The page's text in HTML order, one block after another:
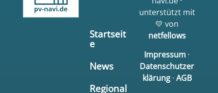
Startseit
e
News
Regional
unterstützt mit
💛 von
netfellows
Impressum ·
Datenschutzer
klärung· AGB